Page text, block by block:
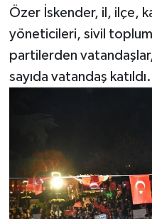
Özer İskender, il, ilçe,
yöneticileri, sivil toplum
partilerden
sayıda vatandaş katıldı.